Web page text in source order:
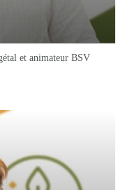
et animateur BSV